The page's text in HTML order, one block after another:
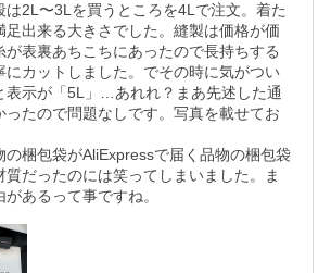
は2L〜3Lを買うところを4Lで注文。着た
足出来る大きさでした。縫製は価格が価
が表裏あちこちにあったので長持ちする
にカットしました。でその時に気がつい
表示が「5L」…あれれ？まあ先述した通
ったので問題なしです。写真を載せてお
の梱包袋がAliExpressで届く品物の梱包袋
質だったのには笑ってしまいました。ま
あるって事ですね。